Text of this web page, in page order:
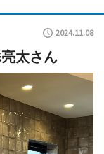
2024.11.08
太さん